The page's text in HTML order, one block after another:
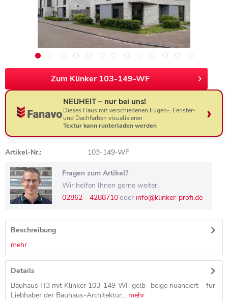
Zum Klinker 103-149-WF
NEUHEIT – nur bei uns!
Dieses Haus mit verschiedenen Fugen-, Fenster-
und Dachfarben visualisieren
Textur kann runterladen werden
Artikel-Nr.: 103-149-WF
Fragen zum Artikel?
Wir helfen Ihnen gerne weiter.
02862 - 4288710oder info@klinker-profi.de
Beschreibung
mehr
Details
Bauhaus H3 mit Klinker 103-149-WF gelb- beige nuanciert – für
Liebhaber der Bauhaus-Architektur... mehr